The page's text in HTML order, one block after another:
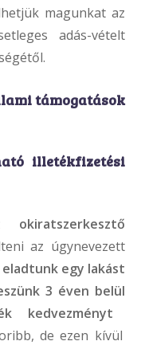
magunkat az
adás-vételt
támogatások
illetékfizetési
okiratszerkesztő
az úgynevezett
eladtunk egy lakást
3 éven belül
kedvezményt
de ezen kívül